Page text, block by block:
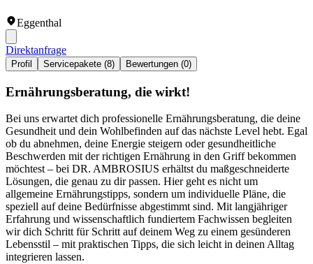
Eggenthal
Direktanfrage
Profil Servicepakete (8) Bewertungen (0)
Ernährungsberatung, die wirkt!
Bei uns erwartet dich professionelle Ernährungsberatung, die deine
Gesundheit und dein Wohlbefinden auf das nächste Level hebt. Egal
ob du abnehmen, deine Energie steigern oder gesundheitliche
Beschwerden mit der richtigen Ernährung in den Griff bekommen
möchtest – bei DR. AMBROSIUS erhältst du maßgeschneiderte
Lösungen, die genau zu dir passen. Hier geht es nicht um
allgemeine Ernährungstipps, sondern um individuelle Pläne, die
speziell auf deine Bedürfnisse abgestimmt sind. Mit langjähriger
Erfahrung und wissenschaftlich fundiertem Fachwissen begleiten
wir dich Schritt für Schritt auf deinem Weg zu einem gesünderen
Lebensstil – mit praktischen Tipps, die sich leicht in deinen Alltag
integrieren lassen.